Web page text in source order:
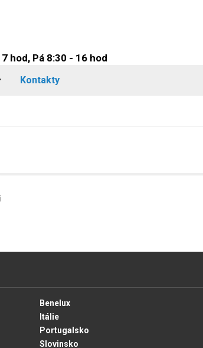
hod, Pá 8:30 - 16 hod
Kontakty
Benelux
Itálie
Portugalsko
Slovinsko